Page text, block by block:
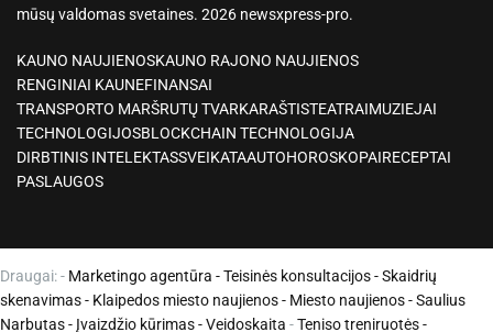
mūsų valdomas svetaines. 2026 newsxpress-pro.
KAUNO NAUJIENOSKAUNO RAJONO NAUJIENOS
RENGINIAI KAUNEFINANSAI
TRANSPORTO MARŠRUTŲ TVARKARAŠTISTEATRAIMUZIEJAI
TECHNOLOGIJOSBLOCKCHAIN TECHNOLOGIJA
DIRBTINIS INTELEKTASSVEIKATAAUTOHOROSKOPAIRECEPTAI
PASLAUGOS
Draugai: - Marketingo agentūra -Teisinės konsultacijos-Skaidrių
skenavimas- Klaipedos miesto naujienos- Miesto naujienos-Saulius
Narbutas- Įvaizdžio kūrimas-Veidoskaita -Teniso treniruotės-